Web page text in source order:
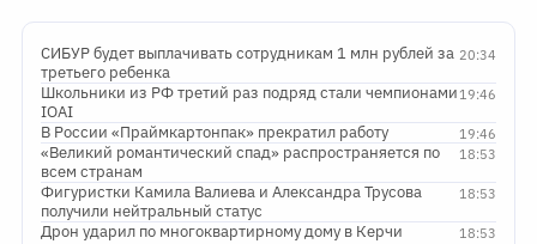
20:34
СИБУР будет выплачивать сотрудникам 1 млн рублей за
третьего ребенка
19:46
Школьники из РФ третий раз подряд стали чемпионами
IOAI
19:46
В России «Праймкартонпак» прекратил работу
18:53
«Великий романтический спад» распространяется по
всем странам
18:53
Фигуристки Камила Валиева и Александра Трусова
получили нейтральный статус
18:53
Дрон ударил по многоквартирному дому в Керчи